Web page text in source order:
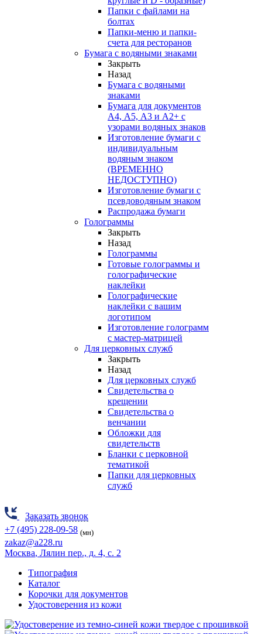
Папки с файлами на
болтах
Папки-меню и папки-
счета для ресторанов
Бумага с водяными знаками
Закрыть
Назад
Бумага с водяными
знаками
Бумага для документов
А4, А5, А3 и А2+ с
узорами водяных знаков
Изготовление бумаги с
индивидуальным
водяным знаком
(ВРЕМЕННО
НЕДОСТУПНО)
Изготовление бумаги с
псевдоводяным знаком
Распродажа бумаги
Голограммы
Закрыть
Назад
Голограммы
Готовые голограммы и
голографические
наклейки
Голографические
наклейки с вашим
логотипом
Изготовление голограмм
с мастер-матрицей
Для церковных служб
Закрыть
Назад
Для церковных служб
Свидетельства о
крещении
Свидетельства о
венчании
Обложки для
свидетельств
Бланки с церковной
тематикой
Папки для церковных
служб
Заказать звонок
+7 (495) 228-09-58 (мн)
zakaz@a228.ru
Москва, Лялин пер., д. 4, с. 2
Типография
Каталог
Корочки для документов
Удостоверения из кожи